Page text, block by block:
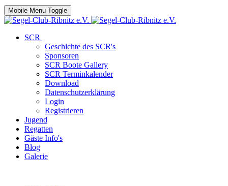
Mobile Menu Toggle
SCR
Geschichte des SCR's
Sponsoren
SCR Boote Gallery
SCR Terminkalender
Download
Datenschutzerklärung
Login
Registrieren
Jugend
Regatten
Gäste Info's
Blog
Galerie